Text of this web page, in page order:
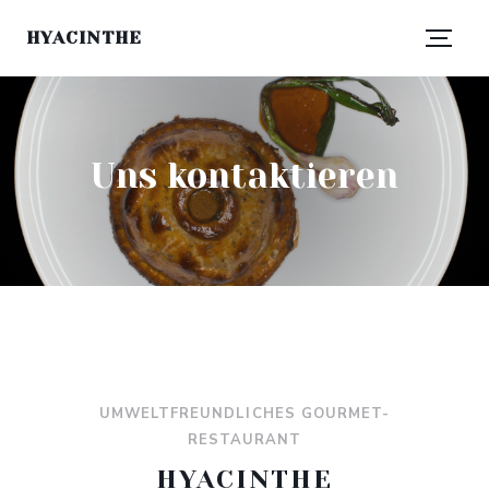
HYACINTHE
Uns kontaktieren
UMWELTFREUNDLICHES GOURMET-
RESTAURANT
HYACINTHE